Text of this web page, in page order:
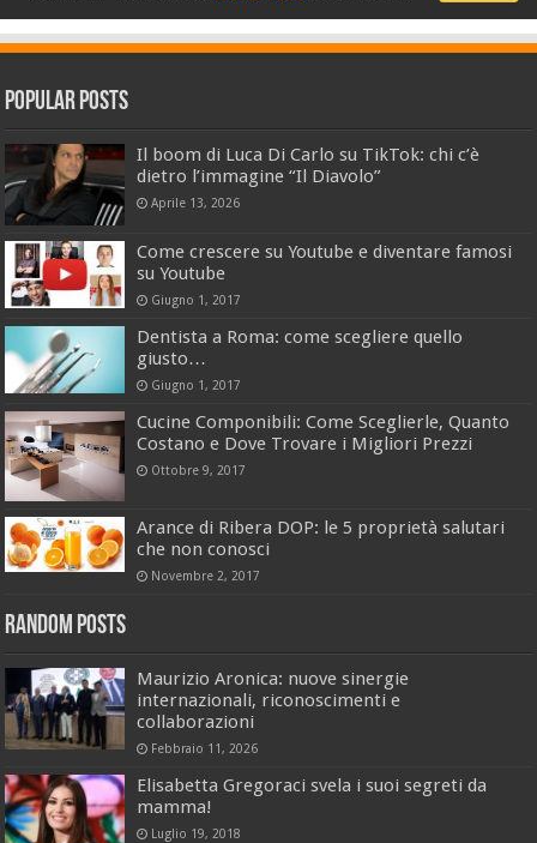
Popular Posts
Il boom di Luca Di Carlo su TikTok: chi c’è
dietro l’immagine “Il Diavolo”
Aprile 13, 2026
Come crescere su Youtube e diventare famosi
su Youtube
Giugno 1, 2017
Dentista a Roma: come scegliere quello
giusto…
Giugno 1, 2017
Cucine Componibili: Come Sceglierle, Quanto
Costano e Dove Trovare i Migliori Prezzi
Ottobre 9, 2017
Arance di Ribera DOP: le 5 proprietà salutari
che non conosci
Novembre 2, 2017
Random Posts
Maurizio Aronica: nuove sinergie
internazionali, riconoscimenti e
collaborazioni
Febbraio 11, 2026
Elisabetta Gregoraci svela i suoi segreti da
mamma!
Luglio 19, 2018